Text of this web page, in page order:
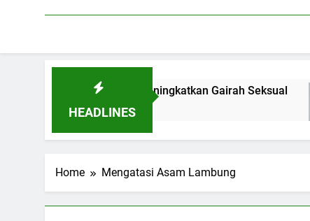
HEADLINES
yang Bantu Meningkatkan Gairah Seksual
Home Mengatasi Asam Lambung